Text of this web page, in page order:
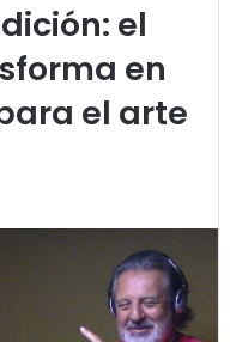
el
en
el arte